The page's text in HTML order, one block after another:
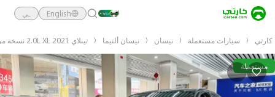
English ـي
كارتي سيارات مستعملة نيسان نيسان ألتيما تينلاي 2021 2.0L XL نسخة مريحة
مستعملة